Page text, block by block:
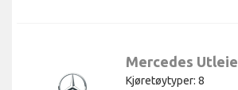
Mercedes Utleie
Kjøretøytyper: 8